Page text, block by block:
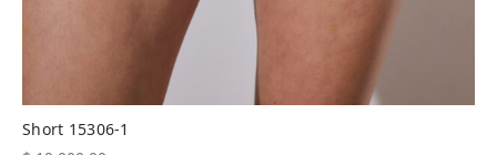
Short 15306-1